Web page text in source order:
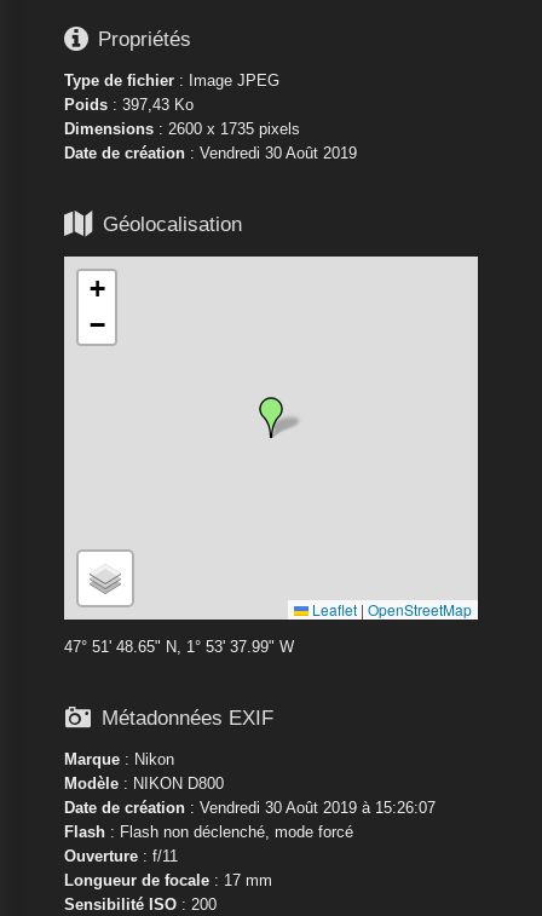
 Propriétés
Type de fichier: Image JPEG
Poids: 397,43 Ko
Dimensions: 2600 x 1735 pixels
Date de création: Vendredi 30 Août 2019
 Géolocalisation
+
−
Leaflet | OpenStreetMap
47° 51' 48.65" N, 1° 53' 37.99" W
 Métadonnées EXIF
Marque: Nikon
Modèle: NIKON D800
Date de création: Vendredi 30 Août 2019 à 15:26:07
Flash: Flash non déclenché, mode forcé
Ouverture: f/11
Longueur de focale: 17 mm
Sensibilité ISO: 200